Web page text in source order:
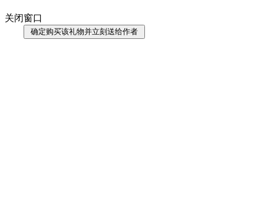
关闭窗口